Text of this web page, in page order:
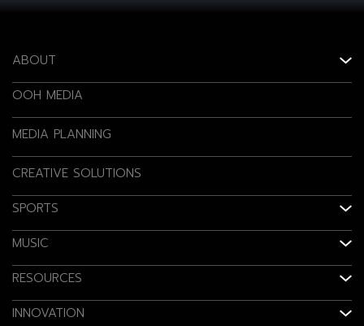
ABOUT
OOH MEDIA
MEDIA PLANNING
CREATIVE SOLUTIONS
SPORTS
MUSIC
RESOURCES
INNOVATION